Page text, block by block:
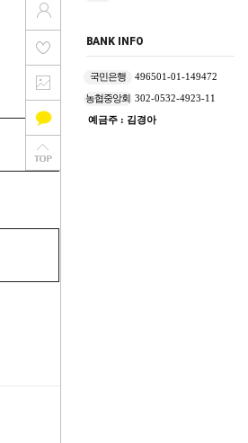
BANK INFO
국민은행
496501-01-149472
농협중앙회 302-0532-4923-11
예금주 : 김경아